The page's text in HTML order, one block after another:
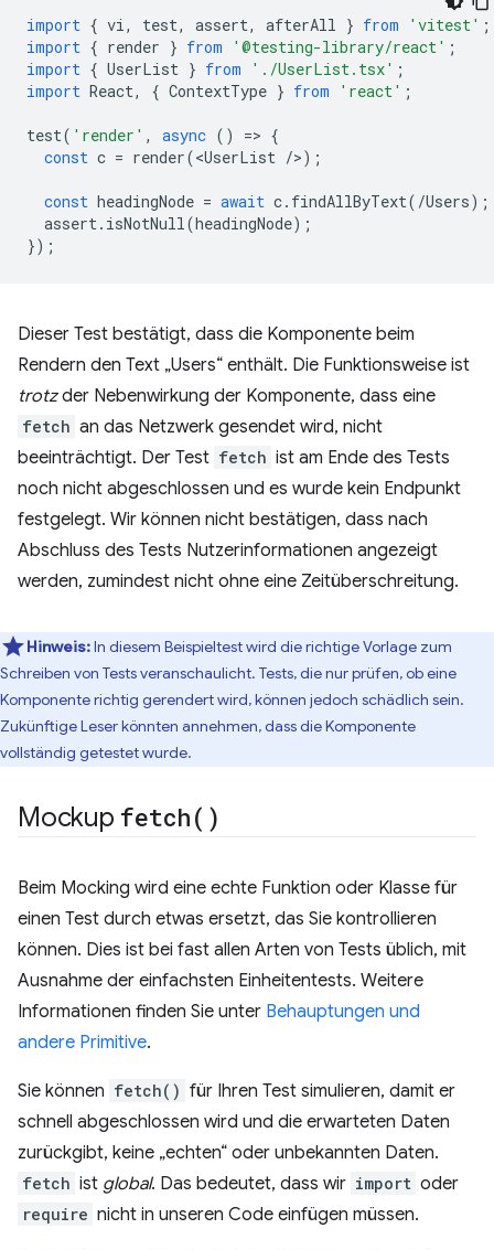
import { vi, test, assert, afterAll } from 'vitest' ;
import { render } from '@testing-library/react' ;
import { UserList } from './UserList.tsx' ;
import React, { ContextType } from 'react' ;
test( 'render' , async () => {
const c = render(<UserList />);
const headingNode = await c. findAllByText( /Users);
assert. isNotNull(headingNode);
});
Dieser Test bestätigt, dass die Komponente beim
Rendern den Text „Users“ enthält. Die Funktionsweise ist
trotzder Nebenwirkung der Komponente, dass eine
fetch an das Netzwerk gesendet wird, nicht
beeinträchtigt. Der Test fetch ist am Ende des Tests
noch nicht abgeschlossen und es wurde kein Endpunkt
festgelegt. Wir können nicht bestätigen, dass nach
Abschluss des Tests Nutzerinformationen angezeigt
werden, zumindest nicht ohne eine Zeitüberschreitung.
Hinweis:In diesem Beispieltest wird die richtige Vorlage zum
Schreiben von Tests veranschaulicht. Tests, die nur prüfen, ob eine
Komponente richtig gerendert wird, können jedoch schädlich sein.
Zukünftige Leser könnten annehmen, dass die Komponente
vollständig getestet wurde.
Mockup fetch( )
Beim Mocking wird eine echte Funktion oder Klasse für
einen Test durch etwas ersetzt, das Sie kontrollieren
können. Dies ist bei fast allen Arten von Tests üblich, mit
Ausnahme der einfachsten Einheitentests. Weitere
Informationen finden Sie unter Behauptungen und
andere Primitive.
Sie können fetch() für Ihren Test simulieren, damit er
schnell abgeschlossen wird und die erwarteten Daten
zurückgibt, keine „echten“ oder unbekannten Daten.
fetch ist global. Das bedeutet, dass wir import oder
require nicht in unseren Code einfügen müssen.